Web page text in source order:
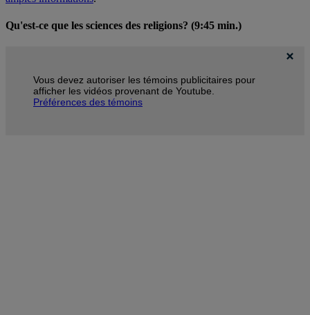
Qu'est-ce que les sciences des religions? (9:45 min.)
Vous devez autoriser les témoins publicitaires pour
afficher les vidéos provenant de Youtube.
Préférences des témoins